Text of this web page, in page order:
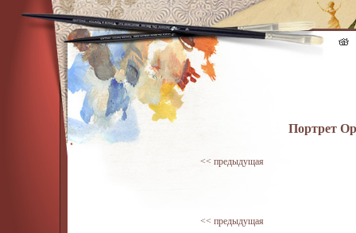
Портрет
<< предыдущая
<< предыдущая